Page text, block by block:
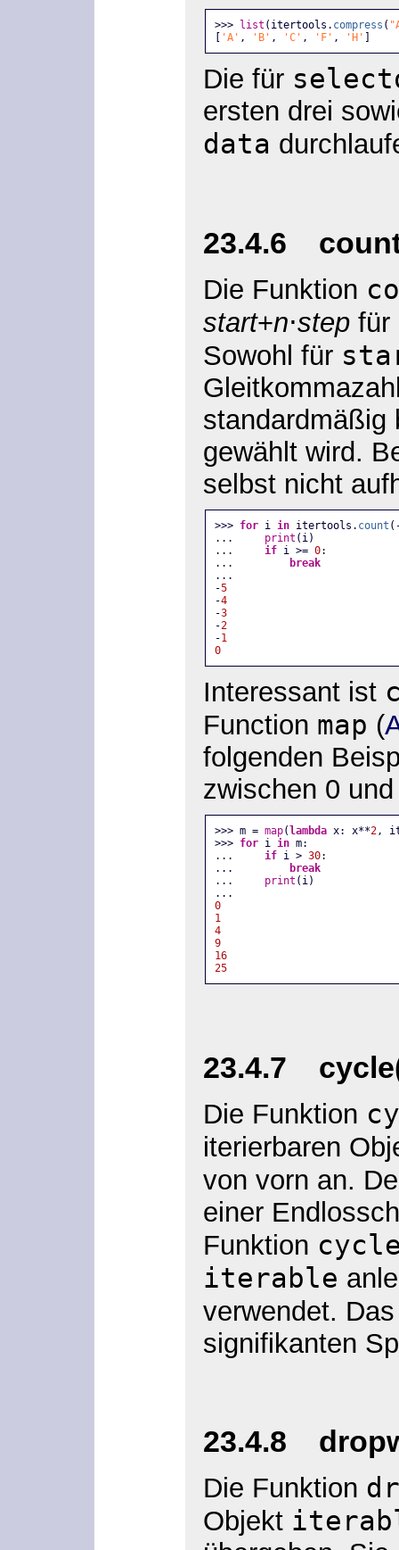
>>> list (itertools. compress (
[ 'A' , 'B' , 'C' , 'F' , 'H' ]
Die für
ersten drei
data
23.4.6
Die Funktion
start+n⋅step
Sowohl für
standardmäßig
gewählt wird.
selbst nicht
>>> for i in itertools. count
... print (i)
... if i >= 0:
...
break
...
-5
-4
-3
-2
-1
0
Interessant ist
Function map (
folgenden
zwischen 0
>>> m = map(lambda x: x**2 ,
>>> for i in m:
... if i > 30:
...
break
... print (i)
...
0
1
4
9
16
25
23.4.7
Die Funktion
iterierbaren
von vorn an.
einer
Funktion
iterable
verwendet.
signifikanten
23.4.8
Die Funktion
Objekt